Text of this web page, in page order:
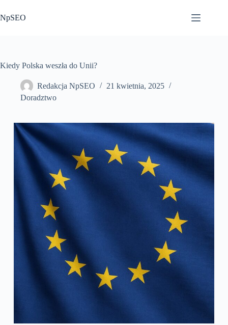
do
treści
NpSEO
Kiedy Polska weszła do Unii?
Redakcja NpSEO
21 kwietnia, 2025
Doradztwo